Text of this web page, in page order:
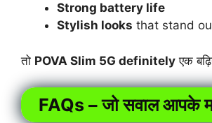
Strong battery life
Stylish looks that stand
तो POVA Slim 5G definitely एक
FAQs – जो सवाल आपके